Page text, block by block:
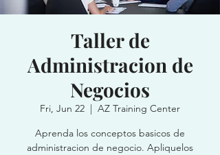
Taller de
Administracion de
Negocios
Fri, Jun 22
  |
AZ Training Center
Aprenda los conceptos basicos de
administracion de negocio. Apliquelos